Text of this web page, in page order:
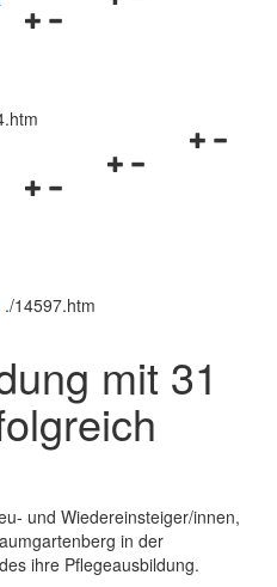
Navigationsmenü
Navigationsmenü
Navigationsmenü
./14597.htm
mit 31
und Wiedereinsteiger/innen,
in der
ihre Pflegeausbildung.